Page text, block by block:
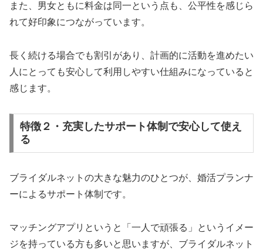
また、男女ともに料金は同一という点も、公平性を感じら
れて好印象につながっています。
長く続ける場合でも割引があり、計画的に活動を進めたい
人にとっても安心して利用しやすい仕組みになっていると
感じます。
特徴２・充実したサポート体制で安心して使え
る
ブライダルネットの大きな魅力のひとつが、婚活プランナ
ーによるサポート体制です。
マッチングアプリというと「一人で頑張る」というイメー
ジを持っている方も多いと思いますが、ブライダルネット